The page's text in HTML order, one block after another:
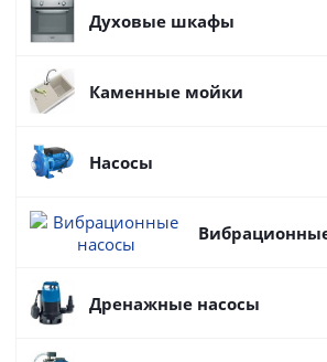
Духовые шкафы
Каменные мойки
Насосы
Дренажные насосы